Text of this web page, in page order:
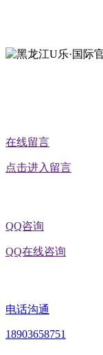
在线留言
点击进入留言
QQ咨询
QQ在线咨询
电话沟通
18903658751